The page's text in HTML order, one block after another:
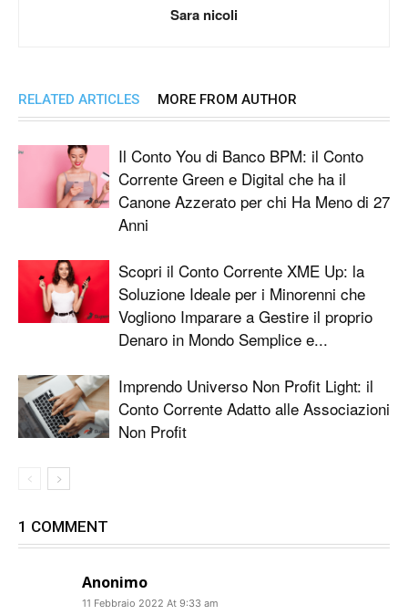
Sara nicoli
RELATED ARTICLES MORE FROM AUTHOR
Il Conto You di Banco BPM: il Conto
Corrente Green e Digital che ha il
Canone Azzerato per chi Ha Meno di 27
Anni
Scopri il Conto Corrente XME Up: la
Soluzione Ideale per i Minorenni che
Vogliono Imparare a Gestire il proprio
Denaro in Mondo Semplice e...
Imprendo Universo Non Profit Light: il
Conto Corrente Adatto alle Associazioni
Non Profit
1 COMMENT
Anonimo
11 Febbraio 2022 At 9:33 am